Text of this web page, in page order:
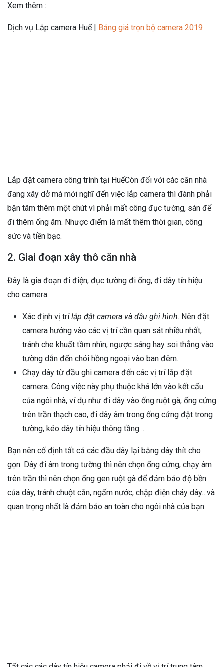
Xem thêm :
Dịch vụ Lắp camera Huế | Bảng giá trọn bộ camera 2019
Lắp đặt camera công trình tại HuếCòn đối với các căn nhà
đang xây dở mà mới nghĩ đến việc lắp camera thì đành phải
bận tâm thêm một chút vì phải mất công đục tường, sàn để
đi thêm ống âm. Nhược điểm là mất thêm thời gian, công
sức và tiền bạc.
2. Giai đoạn xây thô căn nhà
Đây là gia đoạn đi điện, đục tường đi ống, đi dây tín hiệu
cho camera.
Xác định vị trílắp đặt camera và đầu ghi hình. Nên đặt
camera hướng vào các vị trí cần quan sát nhiều nhất,
tránh che khuất tầm nhìn, ngược sáng hay soi thẳng vào
tường dẫn đến chói hồng ngoại vào ban đêm.
Chạy dây từ đầu ghi camera đến các vị trí lắp đặt
camera. Công việc này phụ thuộc khá lớn vào kết cấu
của ngôi nhà, ví dụ như đi dây vào ống ruột gà, ống cứng
trên trần thạch cao, đi dây âm trong ống cứng đặt trong
tường, kéo dây tín hiệu thông tầng…
Bạn nên cố định tất cả các đầu dây lại bằng dây thít cho
gọn. Dây đi âm trong tường thì nên chọn ống cứng, chạy âm
trên trần thì nên chọn ống gen ruột gà để đảm bảo độ bền
của dây, tránh chuột cắn, ngấm nước, chập điện cháy dây…và
quan trọng nhất là đảm bảo an toàn cho ngôi nhà của bạn.